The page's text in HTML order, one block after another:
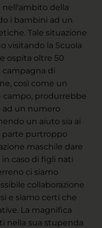
nell'ambito della
i bambini ad un
Tale situazione
visitando la Scuola
ospita oltre 50
campagna di
così come un
campo, produrrebbe
un numero
un aiuto sia ai
parte purtroppo
maschile dare
caso di figli nati
ci siamo
collaborazione
e siamo certi che
La magnifica
nella sua stupenda